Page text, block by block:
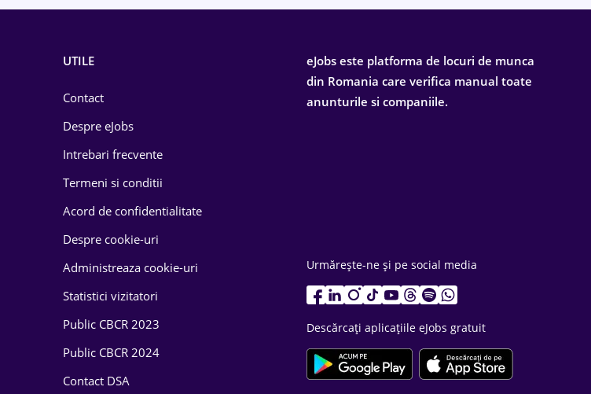
UTILE
Contact
Despre eJobs
Intrebari frecvente
Termeni si conditii
Acord de confidentialitate
Despre cookie-uri
Administreaza cookie-uri
Statistici vizitatori
Public CBCR 2023
Public CBCR 2024
Contact DSA
eJobs este platforma de locuri de munca
din Romania care verifica manual toate
anunturile si companiile.
Urmărește-ne și pe social media
Descărcați aplicațiile eJobs gratuit